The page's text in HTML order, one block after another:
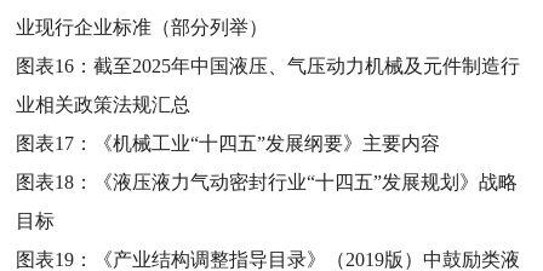
业现行企业标准（部分列举）
图表16：截至2025年中国液压、气压动力机械及元件制造行
业相关政策法规汇总
图表17：
《机械工业“十四五”发展纲要》主要内容
图表18：
《液压液力气动密封行业“十四五”发展规划》战略
目标
图表19：
《产业结构调整指导目录》（2019版）中鼓励类液